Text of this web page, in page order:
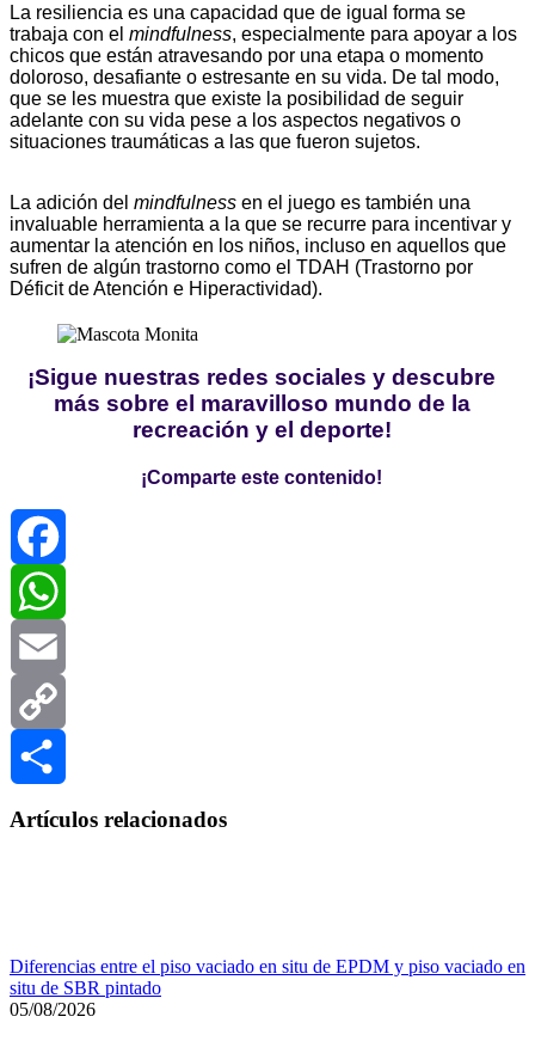
La resiliencia es una capacidad que de igual forma se
trabaja con el mindfulness, especialmente para apoyar a los
chicos que están atravesando por una etapa o momento
doloroso, desafiante o estresante en su vida. De tal modo,
que se les muestra que existe la posibilidad de seguir
adelante con su vida pese a los aspectos negativos o
situaciones traumáticas a las que fueron sujetos.
La adición del mindfulness en el juego es también una
invaluable herramienta a la que se recurre para incentivar y
aumentar la atención en los niños, incluso en aquellos que
sufren de algún trastorno como el TDAH (Trastorno por
Déficit de Atención e Hiperactividad).
¡Sigue nuestras redes sociales y descubre
más sobre el maravilloso mundo de la
recreación y el deporte!
¡Comparte este contenido!
Artículos relacionados
Diferencias entre el piso vaciado en situ de EPDM y piso vaciado en
situ de SBR pintado
05/08/2026